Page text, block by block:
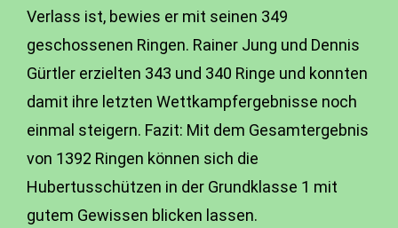
Verlass ist, bewies er mit seinen 349
geschossenen Ringen. Rainer Jung und Dennis
Gürtler erzielten 343 und 340 Ringe und konnten
damit ihre letzten Wettkampfergebnisse noch
einmal steigern. Fazit: Mit dem Gesamtergebnis
von 1392 Ringen können sich die
Hubertusschützen in der Grundklasse 1 mit
gutem Gewissen blicken lassen.